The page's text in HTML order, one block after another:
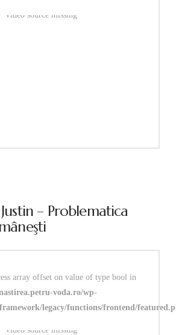
Video source missing
– Problematica
array offset on value of type bool in
voda.ro/wp-
legacy/functions/frontend/
Video source missing